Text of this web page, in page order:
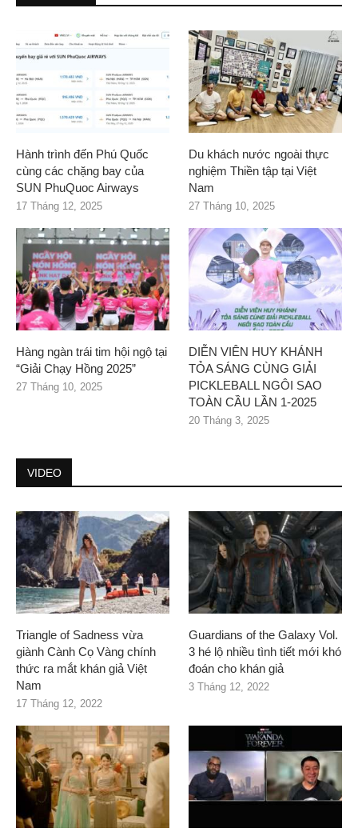
Hành trình đến Phú Quốc
cùng các chặng bay của
SUN PhuQuoc Airways
17 Tháng 12, 2025
Du khách nước ngoài thực
nghiệm Thiền tập tại Việt
Nam
27 Tháng 10, 2025
Hàng ngàn trái tim hội ngộ tại
“Giải Chạy Hồng 2025”
27 Tháng 10, 2025
DIỄN VIÊN HUY KHÁNH
TỎA SÁNG CÙNG GIẢI
PICKLEBALL NGÔI SAO
TOÀN CẦU LẦN 1-2025
20 Tháng 3, 2025
VIDEO
Triangle of Sadness vừa
giành Cành Cọ Vàng chính
thức ra mắt khán giả Việt
Nam
17 Tháng 12, 2022
Guardians of the Galaxy Vol.
3 hé lộ nhiều tình tiết mới khó
đoán cho khán giả
3 Tháng 12, 2022